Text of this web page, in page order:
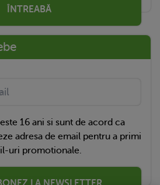
ÎNTREABĂ
16 ani si sunt de acord ca
adresa de email pentru a primi
uri promotionale.